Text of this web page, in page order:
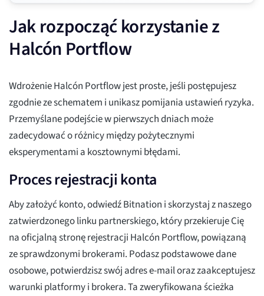
Jak rozpocząć korzystanie z
Halcón Portflow
Wdrożenie Halcón Portflow jest proste, jeśli postępujesz
zgodnie ze schematem i unikasz pomijania ustawień ryzyka.
Przemyślane podejście w pierwszych dniach może
zadecydować o różnicy między pożytecznymi
eksperymentami a kosztownymi błędami.
Proces rejestracji konta
Aby założyć konto, odwiedź Bitnation i skorzystaj z naszego
zatwierdzonego linku partnerskiego, który przekieruje Cię
na oficjalną stronę rejestracji Halcón Portflow, powiązaną
ze sprawdzonymi brokerami. Podasz podstawowe dane
osobowe, potwierdzisz swój adres e-mail oraz zaakceptujesz
warunki platformy i brokera. Ta zweryfikowana ścieżka